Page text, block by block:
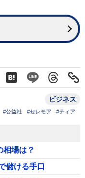
ビジネス
#公益社 #セレモア #ティア
相場は？
儲ける手口